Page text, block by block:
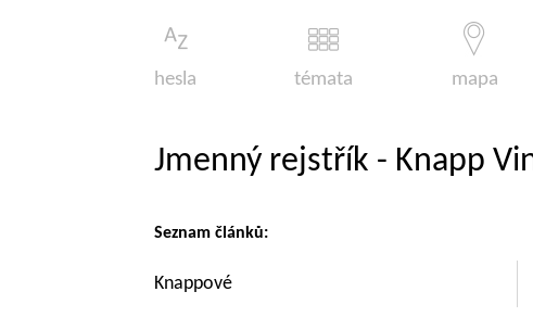
hesla témata mapa
Jmenný rejstřík - Knapp
Seznam článků:
Knappové